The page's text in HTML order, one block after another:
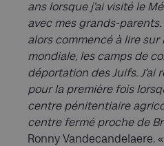
ans lorsque j’ai visité le
avec mes grands-parents.
alors commencé à lire sur
mondiale, les camps de
déportation des Juifs. J’ai
pour la première fois
centre pénitentiaire
centre fermé proche de
Ronny Vandecandelaere. «